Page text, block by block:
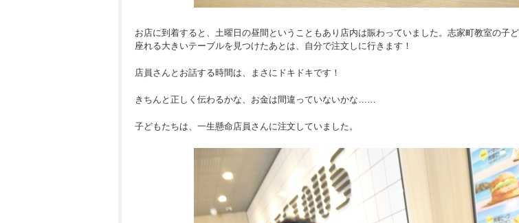
お店に到着すると、土曜日の昼間ということもあり店内は賑わっていました。志家町教室の子
座れる大きいテーブルを見つけたあとは、自分で注文しに行きます！
店員さんとお話する時間は、まさにドキドキです！
きちんと正しく伝わるかな、お金は間違っていないかな……
子どもたちは、一生懸命店員さんに注文していました。